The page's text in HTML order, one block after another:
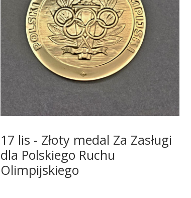
17 lis - Złoty medal Za Zasługi
dla Polskiego Ruchu
Olimpijskiego